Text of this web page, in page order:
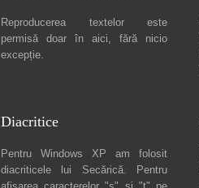
Reproducerea textelor este
permisă doar în aici, fără nicio
excepție.
Diacritice
Pentru Windows XP am folosit
diacriticele lui Secărică. Pentru